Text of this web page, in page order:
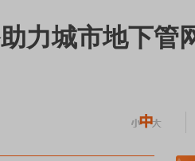
力城市地下管